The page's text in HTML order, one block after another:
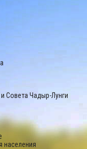
Совета Чадыр-Лунги
населения